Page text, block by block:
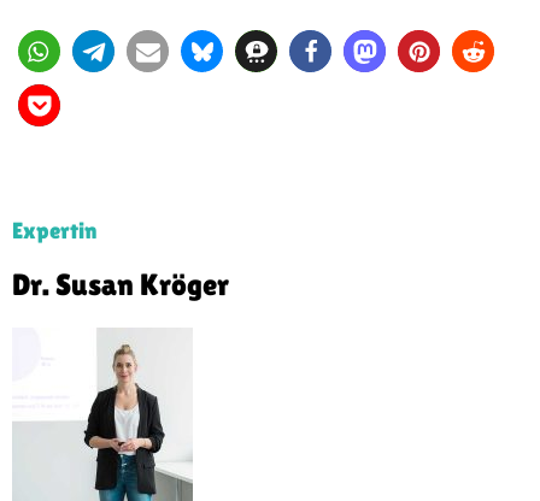
Expertin
Dr. Susan Kröger